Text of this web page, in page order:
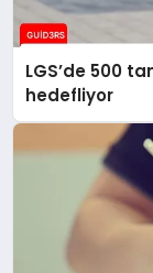
LGS’de 500
hedefliyor